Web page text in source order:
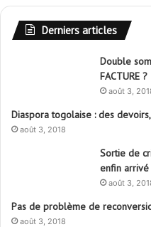
Derniers articles
Double
FACTURE ?
août 3,
Diaspora togolaise : des
août 3, 2018
Sortie de
enfin
août 3,
Pas de problème de
août 3, 2018